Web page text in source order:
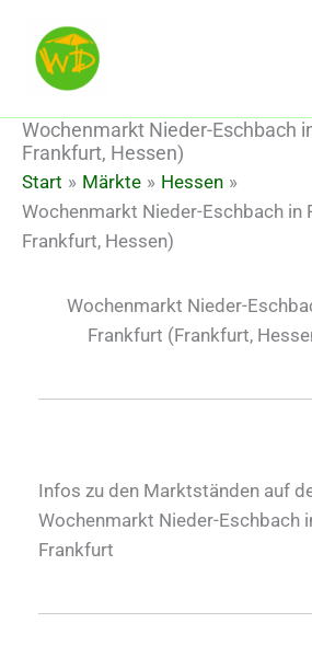
Inhalt
springen
Wochenmarkt Nieder-Eschbach
Frankfurt, Hessen)
Start Märkte
Hessen
Wochenmarkt Nieder-Eschbach in
Frankfurt, Hessen)
Wochenmarkt Nieder-
Frankfurt (Frankfurt,
Infos zu den Marktständen auf
Wochenmarkt Nieder-Eschbach
Frankfurt